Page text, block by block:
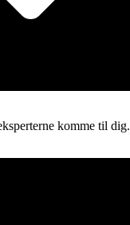
komme til dig.